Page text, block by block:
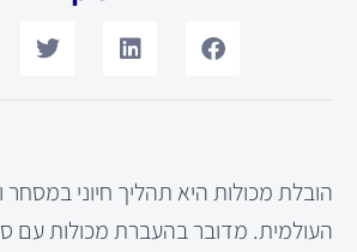
הובלת מכולות היא תהליך חיוני במסחר
העולמית. מדובר בהעברת מכולות עם